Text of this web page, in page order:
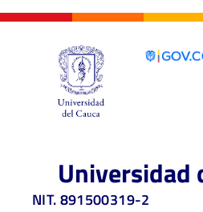
Universidad
NIT. 891500319-2